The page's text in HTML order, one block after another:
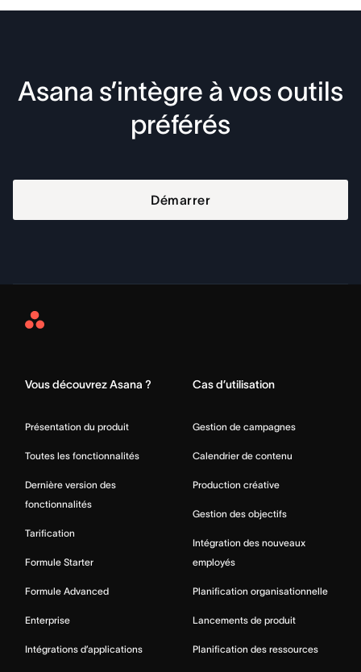
Asana s’intègre à vos outils
préférés
Démarrer
Asana
Vous découvrez Asana ?
Présentation du produit
Toutes les fonctionnalités
Dernière version des
fonctionnalités
Tarification
Formule Starter
Formule Advanced
Enterprise
Intégrations d’applications
Cas d’utilisation
Gestion de campagnes
Calendrier de contenu
Production créative
Gestion des objectifs
Intégration des nouveaux
employés
Planification organisationnelle
Lancements de produit
Planification des ressources